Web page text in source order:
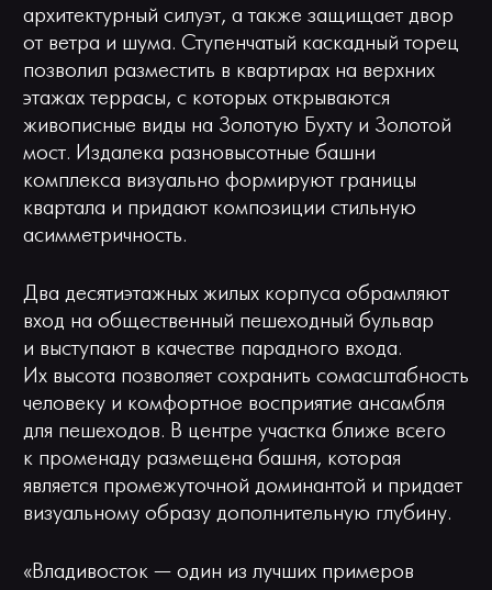
архитектурный силуэт, а также защищает двор
от ветра и шума. Ступенчатый каскадный торец
позволил разместить в квартирах на верхних
этажах террасы, с которых открываются
живописные виды на Золотую Бухту и Золотой
мост. Издалека разновысотные башни
комплекса визуально формируют границы
квартала и придают композиции стильную
асимметричность.
Два десятиэтажных жилых корпуса обрамляют
вход на общественный пешеходный бульвар
и выступают в качестве парадного входа.
Их высота позволяет сохранить сомасштабность
человеку и комфортное восприятие ансамбля
для пешеходов. В центре участка ближе всего
к променаду размещена башня, которая
является промежуточной доминантой и придает
визуальному образу дополнительную глубину.
«Владивосток — один из лучших примеров